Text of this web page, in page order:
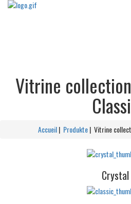
Vitrine
Accueil| Produkte| Vitrine
Crystal